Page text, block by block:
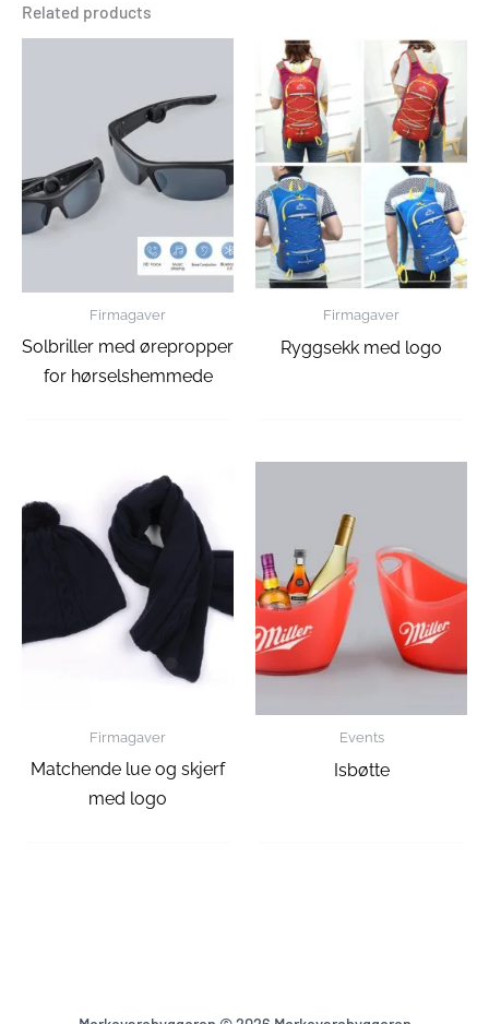
Related products
Firmagaver
Solbriller med ørepropper
for hørselshemmede
Firmagaver
Ryggsekk med logo
Firmagaver
Matchende lue og skjerf
med logo
Events
Isbøtte